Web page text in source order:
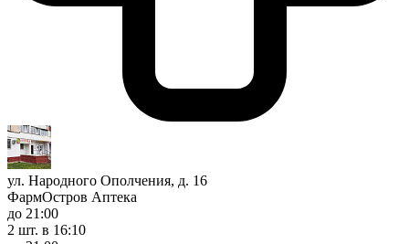
ул. Народного Ополчения, д. 16
ФармОстров Аптека
до 21:00
2 шт. в 16:10